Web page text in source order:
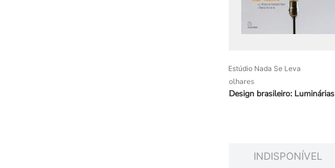
Estúdio Nada Se Leva
olhares
Design brasileiro: Luminárias
INDISPONÍVEL